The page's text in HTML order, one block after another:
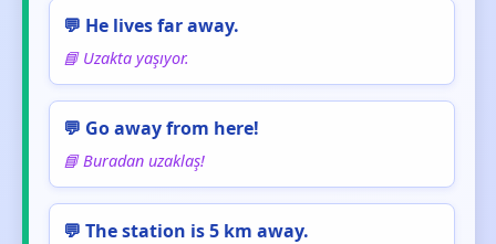
💬 He lives far away.
📘 Uzakta yaşıyor.
💬 Go away from here!
📘 Buradan uzaklaş!
💬 The station is 5 km away.